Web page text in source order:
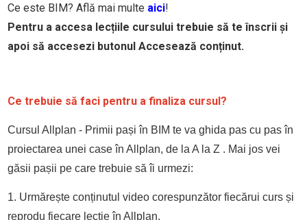
Ce este BIM? Află mai multe aici!
Pentru a accesa lecțiile cursului trebuie să te înscrii și
apoi să accesezi butonul Accesează conținut.
Ce trebuie să faci pentru a finaliza cursul?
Cursul Allplan - Primii pași în BIM te va ghida pas cu pas în
proiectarea unei case în Allplan, de la A la Z . Mai jos vei
găsii pașii pe care trebuie să îi urmezi:
1. Urmărește conținutul video corespunzător fiecărui curs și
reprodu fiecare lecție în Allplan.